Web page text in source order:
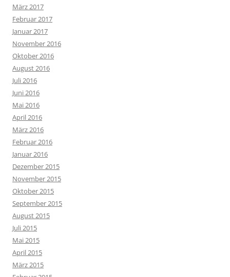
März 2017
Februar 2017
Januar 2017
November 2016
Oktober 2016
August 2016
Juli 2016
Juni 2016
Mai 2016
April 2016
März 2016
Februar 2016
Januar 2016
Dezember 2015
November 2015
Oktober 2015
September 2015
August 2015
Juli 2015
Mai 2015
April 2015
März 2015